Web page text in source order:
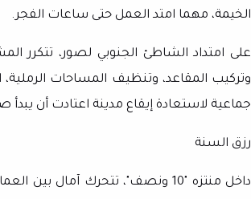
الخيمة، مهما امتد العمل حتى ساعات الفجر.
على امتداد الشاطئ الجنوبي لصور، تتكرر
وتركيب المقاعد، وتنظيف المساحات
جماعية لاستعادة إيقاع مدينة اعتادت أن يبدأ
رزق السنة
داخل منتزه "10 ونصف"، تتحرك